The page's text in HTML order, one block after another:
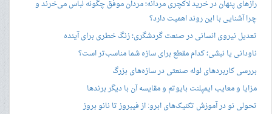
رازهای پنهان در خرید لاکچری مردانه؛ مردان موفق چگونه لباس می‌خرند و
چرا آشنایی با این روند اهمیت دارد؟
تعدیل نیروی انسانی در صنعت گردشگری؛ زنگ خطری برای آینده
ناودانی یا نبشی؛ کدام مقطع برای سازه شما مناسب‌تر است؟
بررسی کاربردهای لوله صنعتی در سازه‌های بزرگ
مزایا و معایب ایمپلنت بایوتم و مقایسه آن با دیگر برندها
تحولی نو در آموزش تکنیک‌های ابرو: از فیبروز تا نانو بروز